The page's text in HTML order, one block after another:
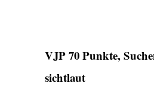
VJP 70 Punkte,
sichtlaut